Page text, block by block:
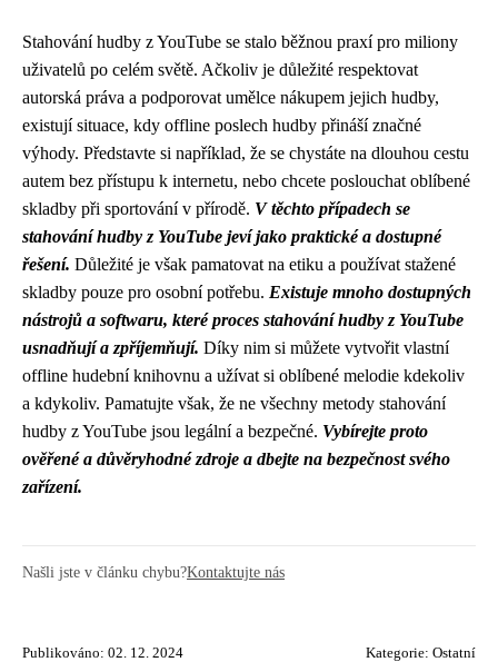
Stahování hudby z YouTube se stalo běžnou praxí pro miliony
uživatelů po celém světě. Ačkoliv je důležité respektovat
autorská práva a podporovat umělce nákupem jejich hudby,
existují situace, kdy offline poslech hudby přináší značné
výhody. Představte si například, že se chystáte na dlouhou cestu
autem bez přístupu k internetu, nebo chcete poslouchat oblíbené
skladby při sportování v přírodě. V těchto případech se
stahování hudby z YouTube jeví jako praktické a dostupné
řešení. Důležité je však pamatovat na etiku a používat stažené
skladby pouze pro osobní potřebu. Existuje mnoho dostupných
nástrojů a softwaru, které proces stahování hudby z YouTube
usnadňují a zpříjemňují. Díky nim si můžete vytvořit vlastní
offline hudební knihovnu a užívat si oblíbené melodie kdekoliv
a kdykoliv. Pamatujte však, že ne všechny metody stahování
hudby z YouTube jsou legální a bezpečné. Vybírejte proto
ověřené a důvěryhodné zdroje a dbejte na bezpečnost svého
zařízení.
Našli jste v článku chybu?Kontaktujte nás
Publikováno: 02. 12. 2024 Kategorie: Ostatní